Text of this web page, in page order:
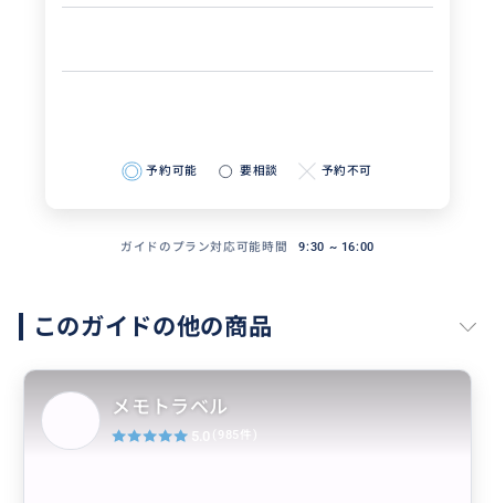
予約可能 要相談 予約不可
ガイドのプラン対応可能時間 9:30 ~ 16:00
このガイドの他の商品
メモトラベル
5.0 (985件)